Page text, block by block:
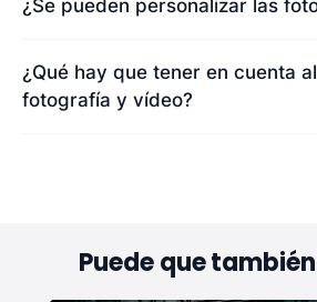
¿Se pueden personalizar las
¿Qué hay que tener en cuenta
fotografía y vídeo?
Puede que